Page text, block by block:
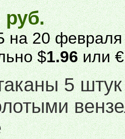
руб.
на 20 февраля
$1.96или €
5